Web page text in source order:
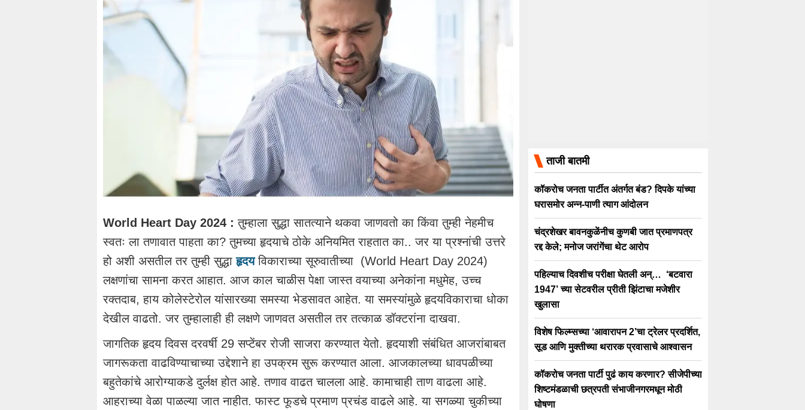
World Heart Day 2024 : तुम्हाला सुद्धा सातत्याने थकवा जाणवतो का किंवा तुम्ही नेहमीच
स्वतः ला तणावात पाहता का? तुमच्या हृदयाचे ठोके अनियमित राहतात का.. जर या प्रश्नांची उत्तरे
हो अशी असतील तर तुम्ही सुद्धाहृदय विकाराच्या सूरुवातीच्या (World Heart Day 2024)
लक्षणांचा सामना करत आहात. आज काल चाळीस पेक्षा जास्त वयाच्या अनेकांना मधुमेह, उच्च
रक्तदाब, हाय कोलेस्टेरोल यांसारख्या समस्या भेडसावत आहेत. या समस्यांमुळे हृदयविकाराचा धोका
देखील वाढतो. जर तुम्हालाही ही लक्षणे जाणवत असतील तर तत्काळ डॉक्टरांना दाखवा.
जागतिक हृदय दिवस दरवर्षी 29 सप्टेंबर रोजी साजरा करण्यात येतो. हृदयाशी संबंधित आजरांबाबत
जागरूकता वाढविण्याचाच्या उद्देशाने हा उपक्रम सुरू करण्यात आला. आजकालच्या धावपळीच्या
बहुतेकांचे आरोग्याकडे दुर्लक्ष होत आहे. तणाव वाढत चालला आहे. कामाचाही ताण वाढला आहे.
आहराच्या वेळा पाळल्या जात नाहीत. फास्ट फूडचे प्रमाण प्रचंड वाढले आहे. या सगळ्या चुकीच्या
ताजी बातमी
कॉकरोच जनता पार्टीत अंतर्गत बंड? दिपके यांच्या
घरासमोर अन्न-पाणी त्याग आंदोलन
चंद्रशेखर बावनकुळेंनीच कुणबी जात प्रमाणपत्र
रद्द केले; मनोज जरांगेंचा थेट आरोप
पहिल्याच दिवशीच परीक्षा घेतली अन्… ‘बटवारा
1947’ च्या सेटवरील प्रीती झिंटाचा मजेशीर
खुलासा
विशेष फिल्म्सच्या ‘आवारापन 2’चा ट्रेलर प्रदर्शित,
सूड आणि मुक्तीच्या थरारक प्रवासाचे आश्वासन
कॉकरोच जनता पार्टी पुढं काय करणार? सीजेपीच्या
शिष्टमंडळाची छत्रपती संभाजीनगरमधून मोठी
घोषणा